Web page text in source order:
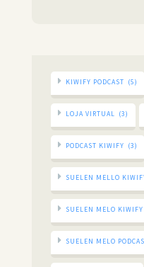
KIWIFY PODCAST (5)
LOJA VIRTUAL (3)
PODCAST KIWIFY (3)
SUELEN MELLO
SUELEN MELO KIWIFY
SUELEN MELO